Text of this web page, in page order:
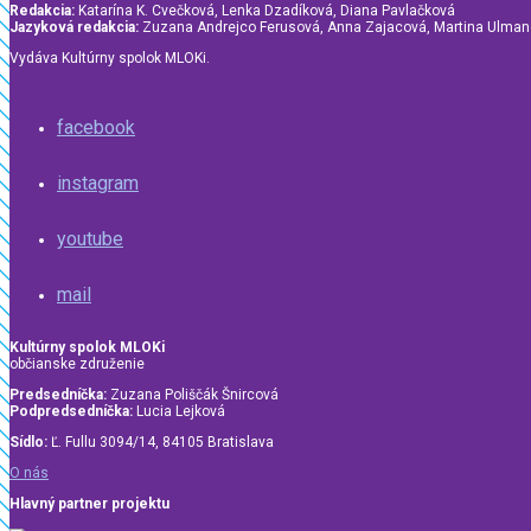
Redakcia: Katarína K. Cvečková, Lenka Dzadíková, Diana Pavlačková
Jazyková redakcia: Zuzana Andrejco Ferusová, Anna Zajacová, Martina
Vydáva Kultúrny spolok MLOKi.
facebook
instagram
youtube
mail
Kultúrny spolok MLOKi
občianske združenie
Predsedníčka: Zuzana Poliščák Šnircová
Podpredsedníčka: Lucia Lejková
Sídlo: Ľ. Fullu 3094/14, 84105 Bratislava
O nás
Hlavný partner projektu